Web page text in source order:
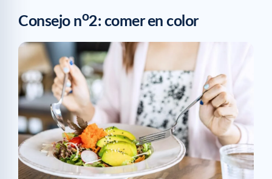
Consejo no2: comer en color